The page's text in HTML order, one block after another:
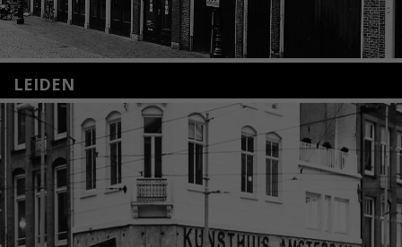
LEIDEN
Nieuwstraat 35
2312 KA Leiden
+31(0)71 – 52 84 480
info@kunsthuisleiden.nl
Lees meer